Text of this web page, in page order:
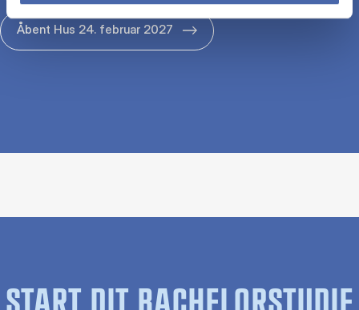
Åbent Hus 24. februar 2027